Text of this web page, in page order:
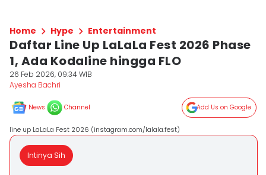
Home Hype Entertainment
Daftar Line Up LaLaLa Fest 2026 Phase
1, Ada Kodaline hingga FLO
26 Feb 2026, 09:34 WIB
Ayesha Bachri
News Channel Add Us on Google
line up LaLaLa Fest 2026 (instagram.com/lalala.fest)
Intinya Sih